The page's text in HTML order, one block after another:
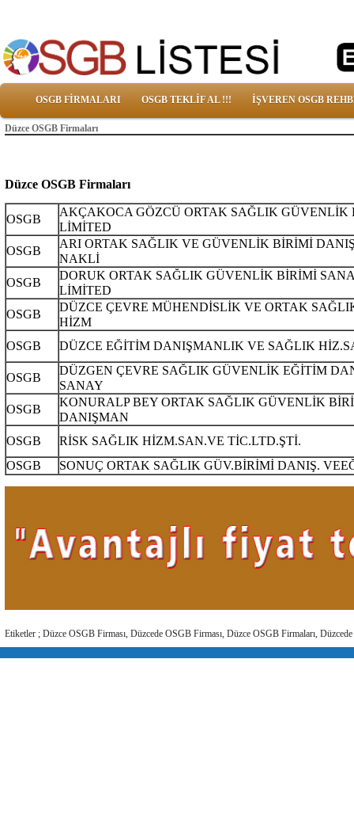
OSGB FİRMALARI OSGB TEKLİF AL !!! İŞVEREN OSGB
Düzce OSGB Firmaları
Düzce OSGB Firmaları
OSGB
AKÇAKOCA GÖZCÜ ORTAK SAĞLIK GÜVENLİK
LİMİTED
OSGB
ARI ORTAK SAĞLIK VE GÜVENLİK BİRİMİ
NAKLİ
OSGB
DORUK ORTAK SAĞLIK GÜVENLİK BİRİMİ
LİMİTED
OSGB
DÜZCE ÇEVRE MÜHENDİSLİK VE ORTAK
HİZM
OSGB
DÜZCE EĞİTİM DANIŞMANLIK VE SAĞLIK
OSGB
DÜZGEN ÇEVRE SAĞLIK GÜVENLİK EĞİTİM
SANAY
OSGB
KONURALP BEY ORTAK SAĞLIK GÜVENLİK
DANIŞMAN
OSGB
RİSK SAĞLIK HİZM.SAN.VE TİC.LTD.ŞTİ.
OSGB
SONUÇ ORTAK SAĞLIK GÜV.BİRİMİ DANIŞ.
Etiketler ; Düzce OSGB Firması, Düzcede OSGB Firması, Düzce OSGB Firmaları,